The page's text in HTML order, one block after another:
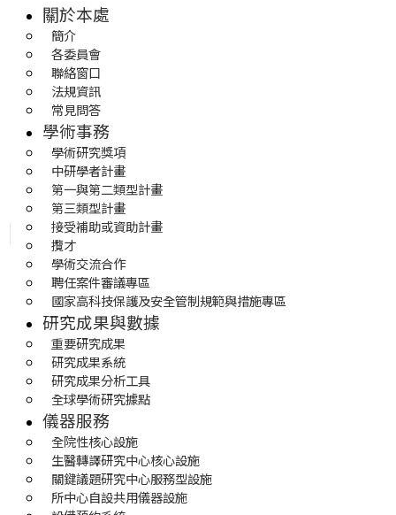
關於本處
簡介
各委員會
聯絡窗口
法規資訊
常見問答
學術事務
學術研究獎項
中研學者計畫
第一與第二類型計畫
第三類型計畫
接受補助或資助計畫
攬才
學術交流合作
聘任案件審議專區
國家高科技保護及安全管制規範與措施專區
研究成果與數據
重要研究成果
研究成果系統
研究成果分析工具
全球學術研究據點
儀器服務
全院性核心設施
生醫轉譯研究中心核心設施
關鍵議題研究中心服務型設施
所中心自設共用儀器設施